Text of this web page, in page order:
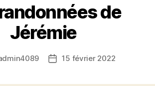
de
Jérémie
Date15 février 2022